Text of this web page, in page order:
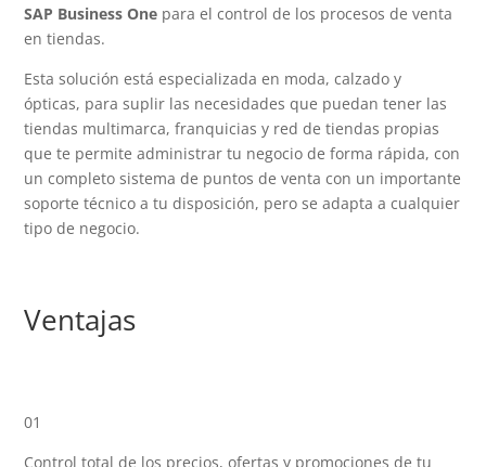
SAP Business One para el control de los procesos de venta
en tiendas.
Esta solución está especializada en moda, calzado y
ópticas, para suplir las necesidades que puedan tener las
tiendas multimarca, franquicias y red de tiendas propias
que te permite administrar tu negocio de forma rápida, con
un completo sistema de puntos de venta con un importante
soporte técnico a tu disposición, pero se adapta a cualquier
tipo de negocio.
Ventajas
01
Control total de los precios, ofertas y promociones de tu